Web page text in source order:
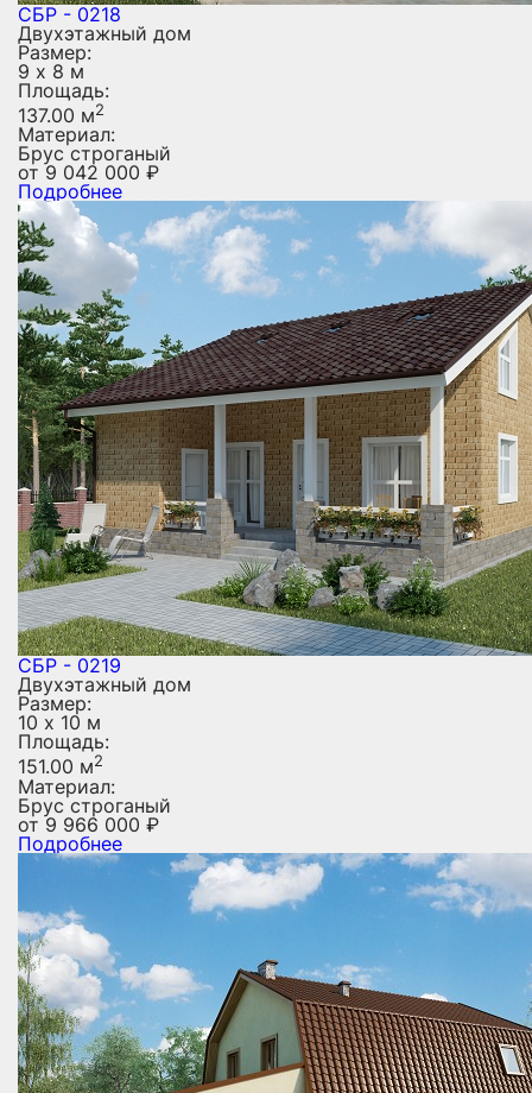
СБР - 0218
Двухэтажный дом
Размер:
9 х 8 м
Площадь:
137.00 м2
Материал:
Брус строганый
от9 042 000 ₽
Подробнее
СБР - 0219
Двухэтажный дом
Размер:
10 х 10 м
Площадь:
151.00 м2
Материал:
Брус строганый
от9 966 000 ₽
Подробнее